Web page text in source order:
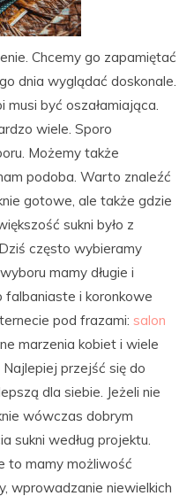
Chcemy go zapamiętać
dnia wyglądać doskonale.
musi być oszałamiająca.
wiele. Sporo
Możemy także
podoba. Warto znaleźć
gotowe, ale także gdzie
sukni było z
często wybieramy
mamy długie i
falbaniaste i koronkowe
pod frazami: salon
marzenia kobiet i wiele
przejść się do
dla siebie. Jeżeli nie
wówczas dobrym
sukni według projektu.
to mamy możliwość
wprowadzanie niewielkich